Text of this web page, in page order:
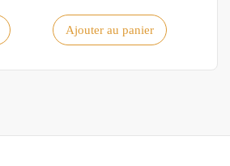
Ajouter au panier